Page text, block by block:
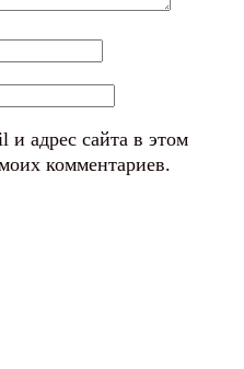
и адрес сайта в этом
комментариев.